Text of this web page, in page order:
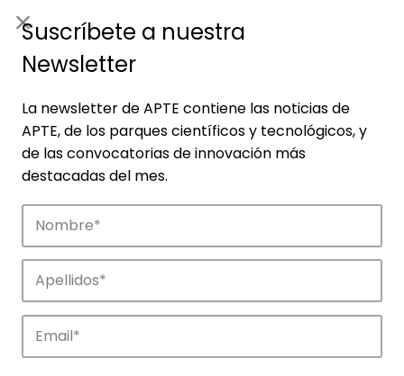
Suscríbete a nuestra
Newsletter
La newsletter de APTE contiene las noticias de
APTE, de los parques científicos y tecnológicos, y
de las convocatorias de innovación más
destacadas del mes.